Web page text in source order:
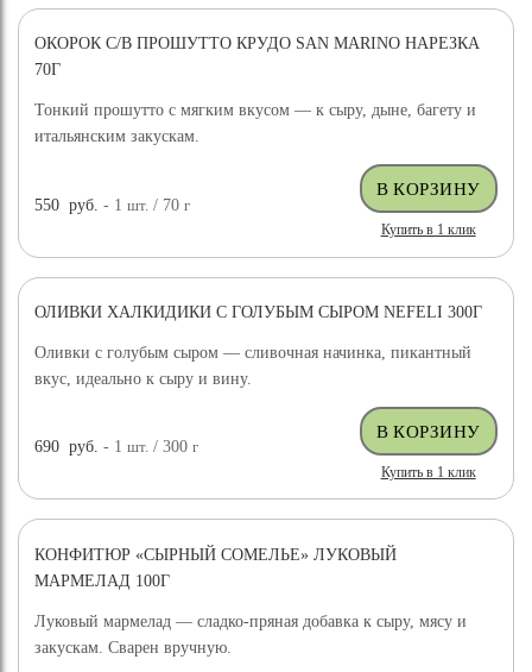
ОКОРОК С/В ПРОШУТТО КРУДО SAN MARINO НАРЕЗКА
70Г
Тонкий прошутто с мягким вкусом — к сыру, дыне, багету и
итальянским закускам.
550 руб. - 1шт. / 70г
Купить в 1 клик
ОЛИВКИ ХАЛКИДИКИ С ГОЛУБЫМ СЫРОМ NEFELI 300Г
Оливки с голубым сыром — сливочная начинка, пикантный
вкус, идеально к сыру и вину.
690 руб. - 1шт. / 300г
Купить в 1 клик
КОНФИТЮР «СЫРНЫЙ СОМЕЛЬЕ» ЛУКОВЫЙ
МАРМЕЛАД 100Г
Луковый мармелад — сладко-пряная добавка к сыру, мясу и
закускам. Сварен вручную.